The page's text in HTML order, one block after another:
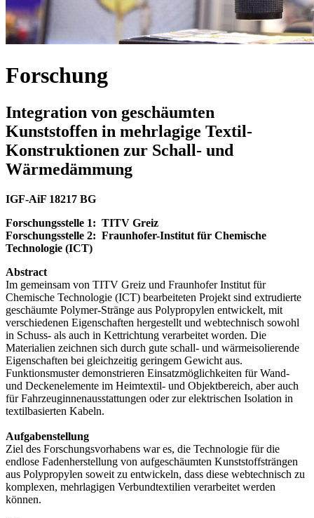
Forschung
Integration von geschäumten
Kunststoffen in mehrlagige Textil-
Konstruktionen zur Schall- und
Wärmedämmung
IGF-AiF 18217 BG
Forschungsstelle 1: TITV Greiz
Forschungsstelle 2: Fraunhofer-Institut für Chemische
Technologie (ICT)
Abstract
Im gemeinsam von TITV Greiz und Fraunhofer Institut für
Chemische Technologie (ICT) bearbeiteten Projekt sind extrudierte
geschäumte Polymer-Stränge aus Polypropylen entwickelt, mit
verschiedenen Eigenschaften hergestellt und webtechnisch sowohl
in Schuss- als auch in Kettrichtung verarbeitet worden. Die
Materialien zeichnen sich durch gute schall- und wärmeisolierende
Eigenschaften bei gleichzeitig geringem Gewicht aus.
Funktionsmuster demonstrieren Einsatzmöglichkeiten für Wand-
und Deckenelemente im Heimtextil- und Objektbereich, aber auch
für Fahrzeuginnenausstattungen oder zur elektrischen Isolation in
textilbasierten Kabeln.
Aufgabenstellung
Ziel des Forschungsvorhabens war es, die Technologie für die
endlose Fadenherstellung von aufgeschäumten Kunststoffsträngen
aus Polypropylen soweit zu entwickeln, dass diese webtechnisch zu
komplexen, mehrlagigen Verbundtextilien verarbeitet werden
können.